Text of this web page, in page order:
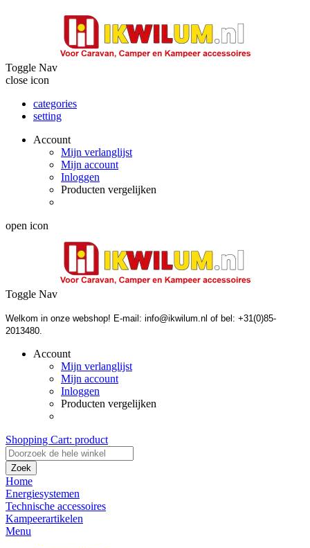
Toggle Nav
close icon
categories
setting
Account
Mijn verlanglijst
Mijn account
Inloggen
Producten vergelijken
open icon
Toggle Nav
Welkom in onze webshop! E-mail: info@ikwilum.nl of bel: +31(0)85-
2013480.
Account
Mijn verlanglijst
Mijn account
Inloggen
Producten vergelijken
Shopping Cart: product
Zoek
Home
Energiesystemen
Technische accessoires
Kampeerartikelen
Menu